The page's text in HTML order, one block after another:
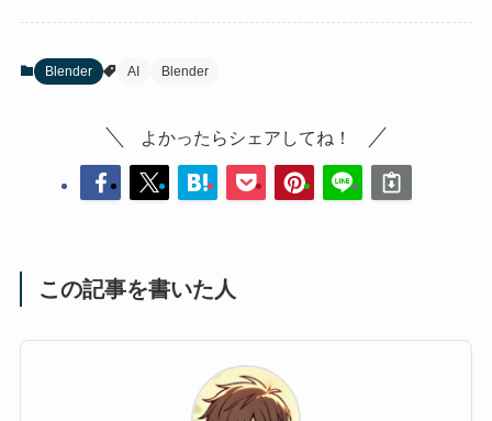
Blender AI Blender
よかったらシェアしてね！
この記事を書いた人